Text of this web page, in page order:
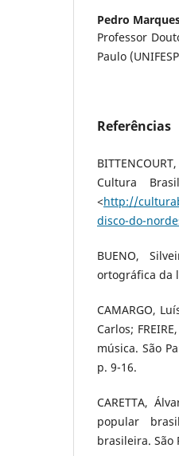
Pedro
Professor
Paulo
Referências
Cultura
<http://
disco-do-
BUENO,
ortográfica da
CAMARGO,
Carlos;
música. São
p. 9-16.
CARETTA,
popular
brasileira. São